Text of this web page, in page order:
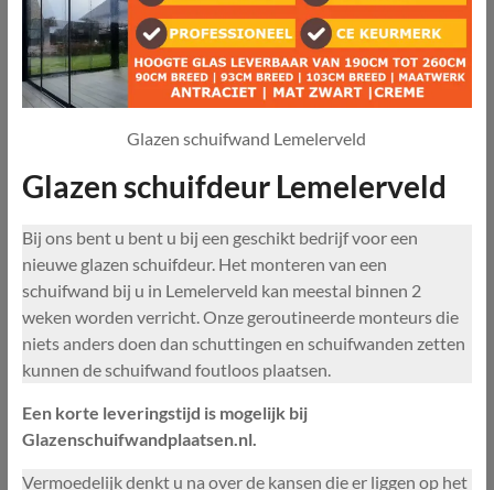
Glazen schuifwand Lemelerveld
Glazen schuifdeur Lemelerveld
Bij ons bent u bent u bij een geschikt bedrijf voor een
nieuwe glazen schuifdeur. Het monteren van een
schuifwand bij u in Lemelerveld kan meestal binnen 2
weken worden verricht. Onze geroutineerde monteurs die
niets anders doen dan schuttingen en schuifwanden zetten
kunnen de schuifwand foutloos plaatsen.
Een korte leveringstijd is mogelijk bij
Glazenschuifwandplaatsen.nl.
Vermoedelijk denkt u na over de kansen die er liggen op het